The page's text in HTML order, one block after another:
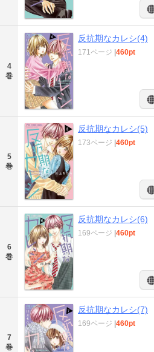
4
巻
反抗期なカレシ(4)
171ページ |460pt
5
巻
反抗期なカレシ(5)
173ページ |460pt
6
巻
反抗期なカレシ(6)
169ページ |460pt
7
巻
反抗期なカレシ(7)
169ページ |460pt